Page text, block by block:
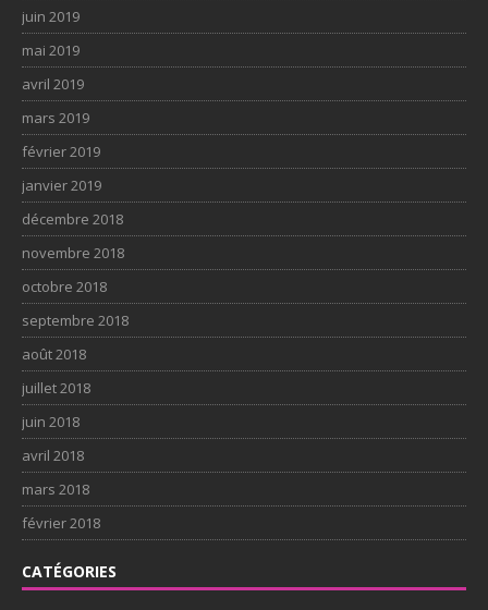
juin 2019
mai 2019
avril 2019
mars 2019
février 2019
janvier 2019
décembre 2018
novembre 2018
octobre 2018
septembre 2018
août 2018
juillet 2018
juin 2018
avril 2018
mars 2018
février 2018
CATÉGORIES